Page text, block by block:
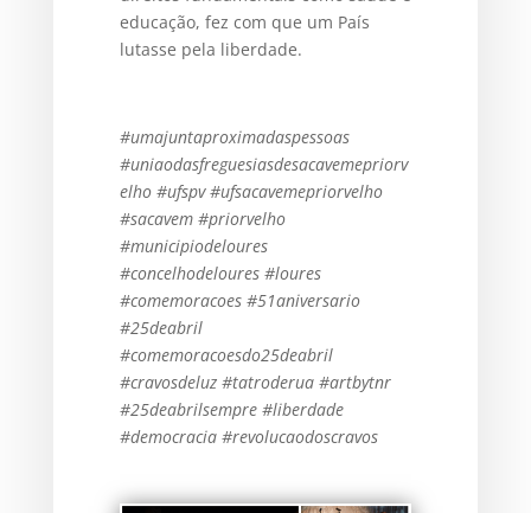
educação, fez com que um País
lutasse pela liberdade.
#umajuntaproximadaspessoas
#uniaodasfreguesiasdesacavemepriorv
elho #ufspv #ufsacavemepriorvelho
#sacavem #priorvelho
#municipiodeloures
#concelhodeloures #loures
#comemoracoes #51aniversario
#25deabril
#comemoracoesdo25deabril
#cravosdeluz #tatroderua #artbytnr
#25deabrilsempre #liberdade
#democracia #revolucaodoscravos